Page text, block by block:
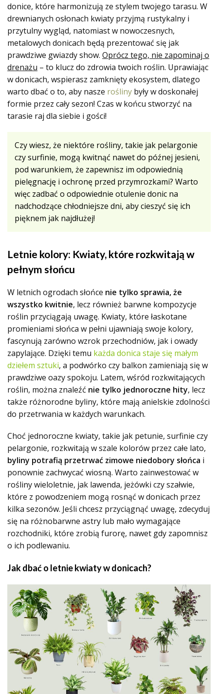
donice, które harmonizują ze stylem twojego tarasu. W
drewnianych osłonach kwiaty przyjmą rustykalny i
przytulny wygląd, natomiast w nowoczesnych,
metalowych donicach będą prezentować się jak
prawdziwe gwiazdy show. Oprócz tego, nie zapominaj o
drenażu – to klucz do zdrowia twoich roślin. Uprawiając
w donicach, wspierasz zamknięty ekosystem, dlatego
warto dbać o to, aby nasze rośliny były w doskonałej
formie przez cały sezon! Czas w końcu stworzyć na
tarasie raj dla siebie i gości!
Czy wiesz, że niektóre rośliny, takie jak pelargonie
czy surfinie, mogą kwitnąć nawet do późnej jesieni,
pod warunkiem, że zapewnisz im odpowiednią
pielęgnację i ochronę przed przymrozkami? Warto
więc zadbać o odpowiednie otulenie donic na
nadchodzące chłodniejsze dni, aby cieszyć się ich
pięknem jak najdłużej!
Letnie kolory: Kwiaty, które rozkwitają w
pełnym słońcu
W letnich ogrodach słońce nie tylko sprawia, że
wszystko kwitnie, lecz również barwne kompozycje
roślin przyciągają uwagę. Kwiaty, które łaskotane
promieniami słońca w pełni ujawniają swoje kolory,
fascynują zarówno wzrok przechodniów, jak i owady
zapylające. Dzięki temu każda donica staje się małym
dziełem sztuki, a podwórko czy balkon zamieniają się w
prawdziwe oazy spokoju. Latem, wśród rozkwitających
roślin, można znaleźć nie tylko jednoroczne hity, lecz
także różnorodne byliny, które mają anielskie zdolności
do przetrwania w każdych warunkach.
Choć jednoroczne kwiaty, takie jak petunie, surfinie czy
pelargonie, rozkwitają w szale kolorów przez całe lato,
byliny potrafią przetrwać zimowe niedobory słońca i
ponownie zachwycać wiosną. Warto zainwestować w
rośliny wieloletnie, jak lawenda, jeżówki czy szałwie,
które z powodzeniem mogą rosnąć w donicach przez
kilka sezonów. Jeśli chcesz przyciągnąć uwagę, zdecyduj
się na różnobarwne astry lub mało wymagające
rozchodniki, które zrobią furorę, nawet gdy zapomnisz
o ich podlewaniu.
Jak dbać o letnie kwiaty w donicach?